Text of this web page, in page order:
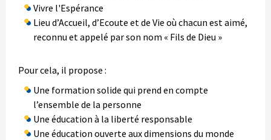
Vivre l'Espérance
Lieu d’Accueil, d’Ecoute et de Vie où chacun est aimé,
reconnu et appelé par son nom « Fils de Dieu »
Pour cela, il propose :
Une formation solide qui prend en compte
l’ensemble de la personne
Une éducation à la liberté responsable
Une éducation ouverte aux dimensions du monde